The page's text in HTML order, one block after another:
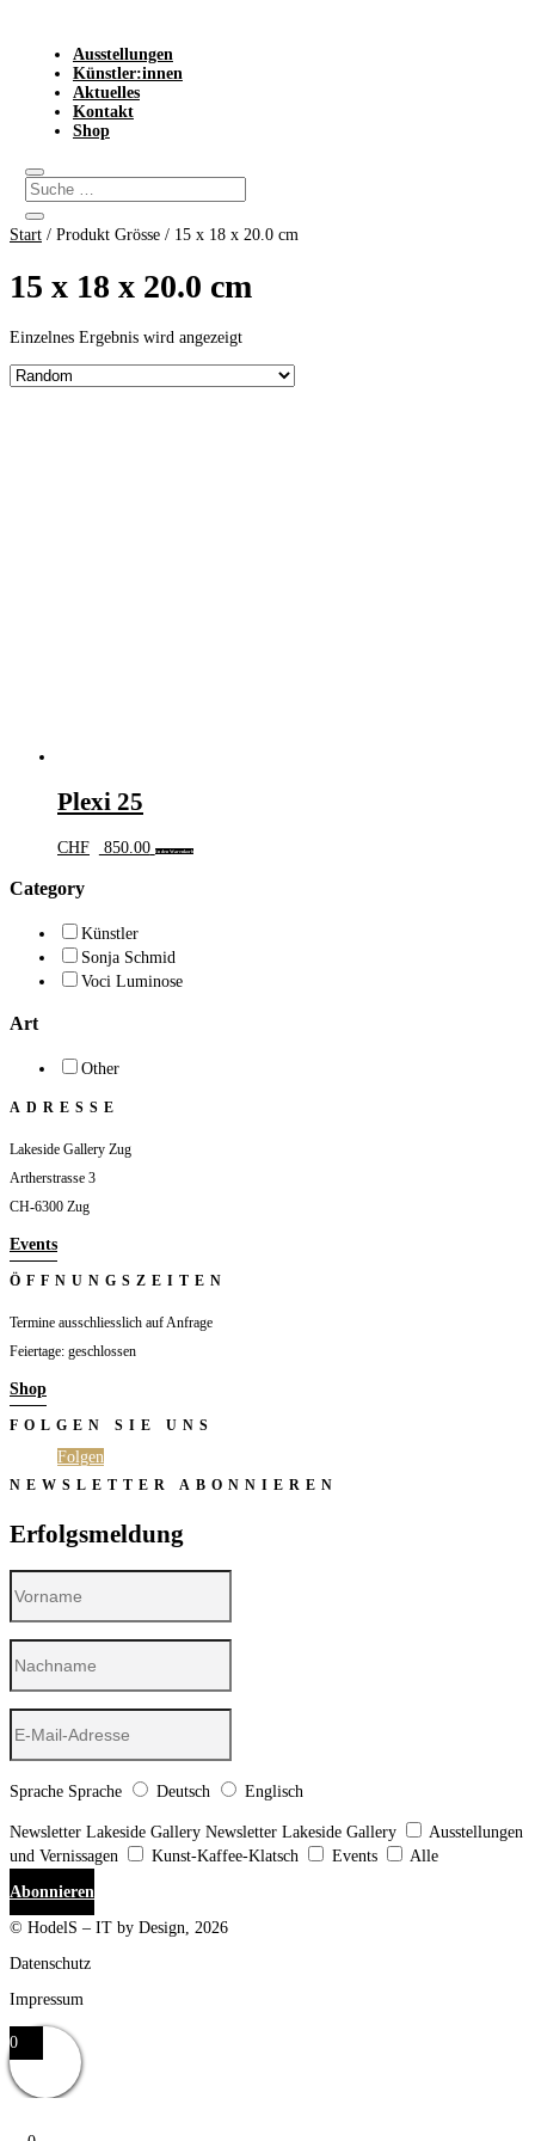
Ausstellungen
Künstler:innen
Aktuelles
Kontakt
Shop
Start / Produkt Grösse / 15 x 18 x 20.0 cm
15 x 18 x 20.0 cm
Einzelnes Ergebnis wird angezeigt
Plexi 25
CHF 850.00 In den Warenkorb
Category
Künstler
Sonja Schmid
Voci Luminose
Art
Other
ADRESSE
Lakeside Gallery Zug
Artherstrasse 3
CH-6300 Zug
Events
ÖFFNUNGSZEITEN
Termine ausschliesslich auf Anfrage
Feiertage: geschlossen
Shop
FOLGEN SIE UNS
Folgen
NEWSLETTER ABONNIEREN
Erfolgsmeldung
Sprache Sprache Deutsch Englisch
Newsletter Lakeside Gallery Newsletter Lakeside Gallery
Ausstellungen
und Vernissagen
Kunst-Kaffee-Klatsch Events
Alle
Abonnieren
© HodelS – IT by Design, 2026
Datenschutz
Impressum
0